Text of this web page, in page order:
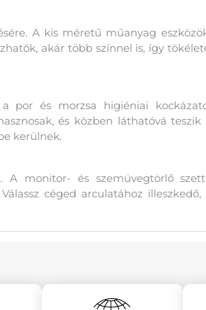
A kis méretű műanyag
akár több színnel is, így
por és morzsa higiéniai
és közben láthatóvá
kerülnek.
monitor- és szemüvegtörlő
céged arculatához